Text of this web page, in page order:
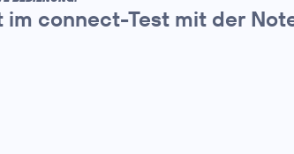
im connect-Test mit der